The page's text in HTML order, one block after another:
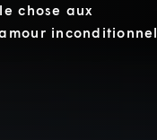
chose aux
inconditionnel